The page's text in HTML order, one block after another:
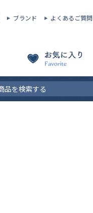
ブランド よくあるご質問